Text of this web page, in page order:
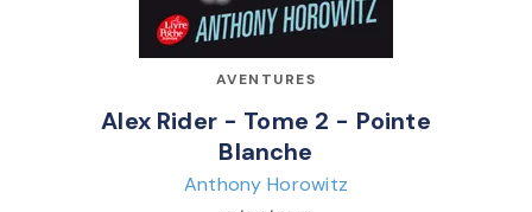
AVENTURES
Alex Rider - Tome 2 - Pointe
Blanche
Anthony Horowitz